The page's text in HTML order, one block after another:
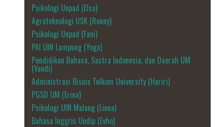
Psikologi Unpad (Elsa)
Agroteknologi USK (Renny)
Psikologi Unpad (Fani)
PAI UIN Lampung (Yoga)
Pendidikan Bahasa, Sastra Indonesia, dan Daerah UM
(Vandi)
Administrasi Bisnis Telkom University (Hariri)
PGSD UM (Erina)
Psikologi UIN Malang (Linna)
Bahasa Inggris Undip (Evho)